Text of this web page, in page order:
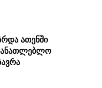
ათენში